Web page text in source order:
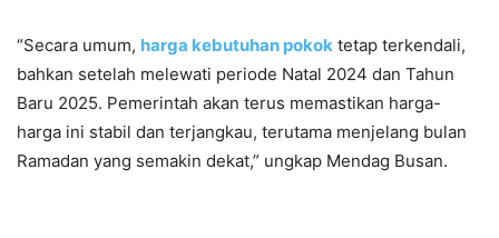
“Secara umum, harga kebutuhan pokok tetap terkendali,
bahkan setelah melewati periode Natal 2024 dan Tahun
Baru 2025. Pemerintah akan terus memastikan harga-
harga ini stabil dan terjangkau, terutama menjelang bulan
Ramadan yang semakin dekat,” ungkap Mendag Busan.